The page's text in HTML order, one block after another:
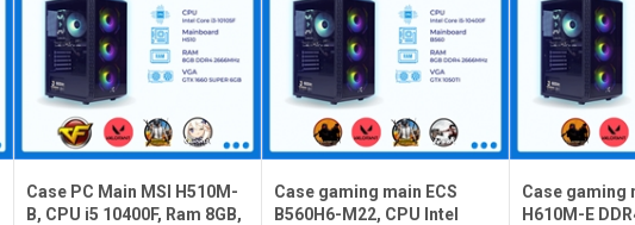
Case PC Main MSI H510M-
B, CPU i5 10400F, Ram 8GB,
Case gaming main ECS
B560H6-M22, CPU Intel
Case gaming
H610M-E